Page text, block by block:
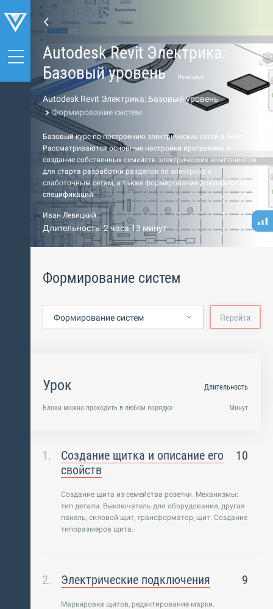
Autodesk Revit Электрика:
Базовый уровень
Начальный
Autodesk Revit Электрика: Базовый уровень
Формирование систем
Базовый курс по построению электрических сетей в Revit.
Рассматриваются основные настройки программы и
создание собственных семейств электрических компонентов
для старта разработки разделов по электрике и
слаботочным сетям, а также формирование документации и
спецификаций.
Иван Левицкий
Длительность: 2 часа 13 минут
Формирование систем
Формирование систем Перейти
Урок
Блоки можно проходить в любом порядке
Длительность
Минут
Создание щитка и описание его
свойств
10
Создание щита из семейства розетки. Механизмы:
тип детали. Выключатель для оборудования, другая
панель, силовой щит, трансформатор, щит. Создание
типоразмеров щита.
Электрические подключения 9
Маркировка щитов, редактирование марки.